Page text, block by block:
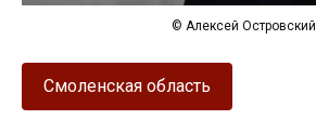
© Алексей Островский
Смоленская область